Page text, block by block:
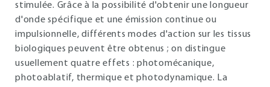
stimulée. Grâce à la possibilité d'obtenir une longueur
d'onde spécifique et une émission continue ou
impulsionnelle, différents modes d'action sur les tissus
biologiques peuvent être obtenus ; on distingue
usuellement quatre effets : photomécanique,
photoablatif, thermique et photodynamique. La